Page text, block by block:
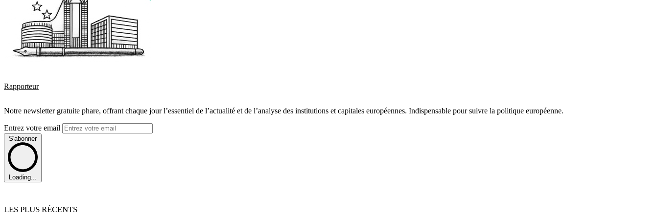
Rapporteur
Notre newsletter gratuite phare, offrant chaque jour l’essentiel de l’actualité et de l’analyse des institutions et capitales européennes. Indispensable pour suivre la politique européenne.
Entrez votre email
S'abonner
Loading...
LES PLUS RÉCENTS